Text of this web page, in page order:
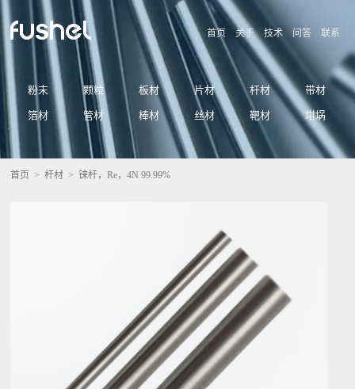
首页 关于 技术 问答 联系
粉末 颗粒 板材 片材 杆材 带材
箔材 管材 棒材 丝材 靶材 坩埚
首页 >杆材 > 铼杆，Re，4N 99.99%